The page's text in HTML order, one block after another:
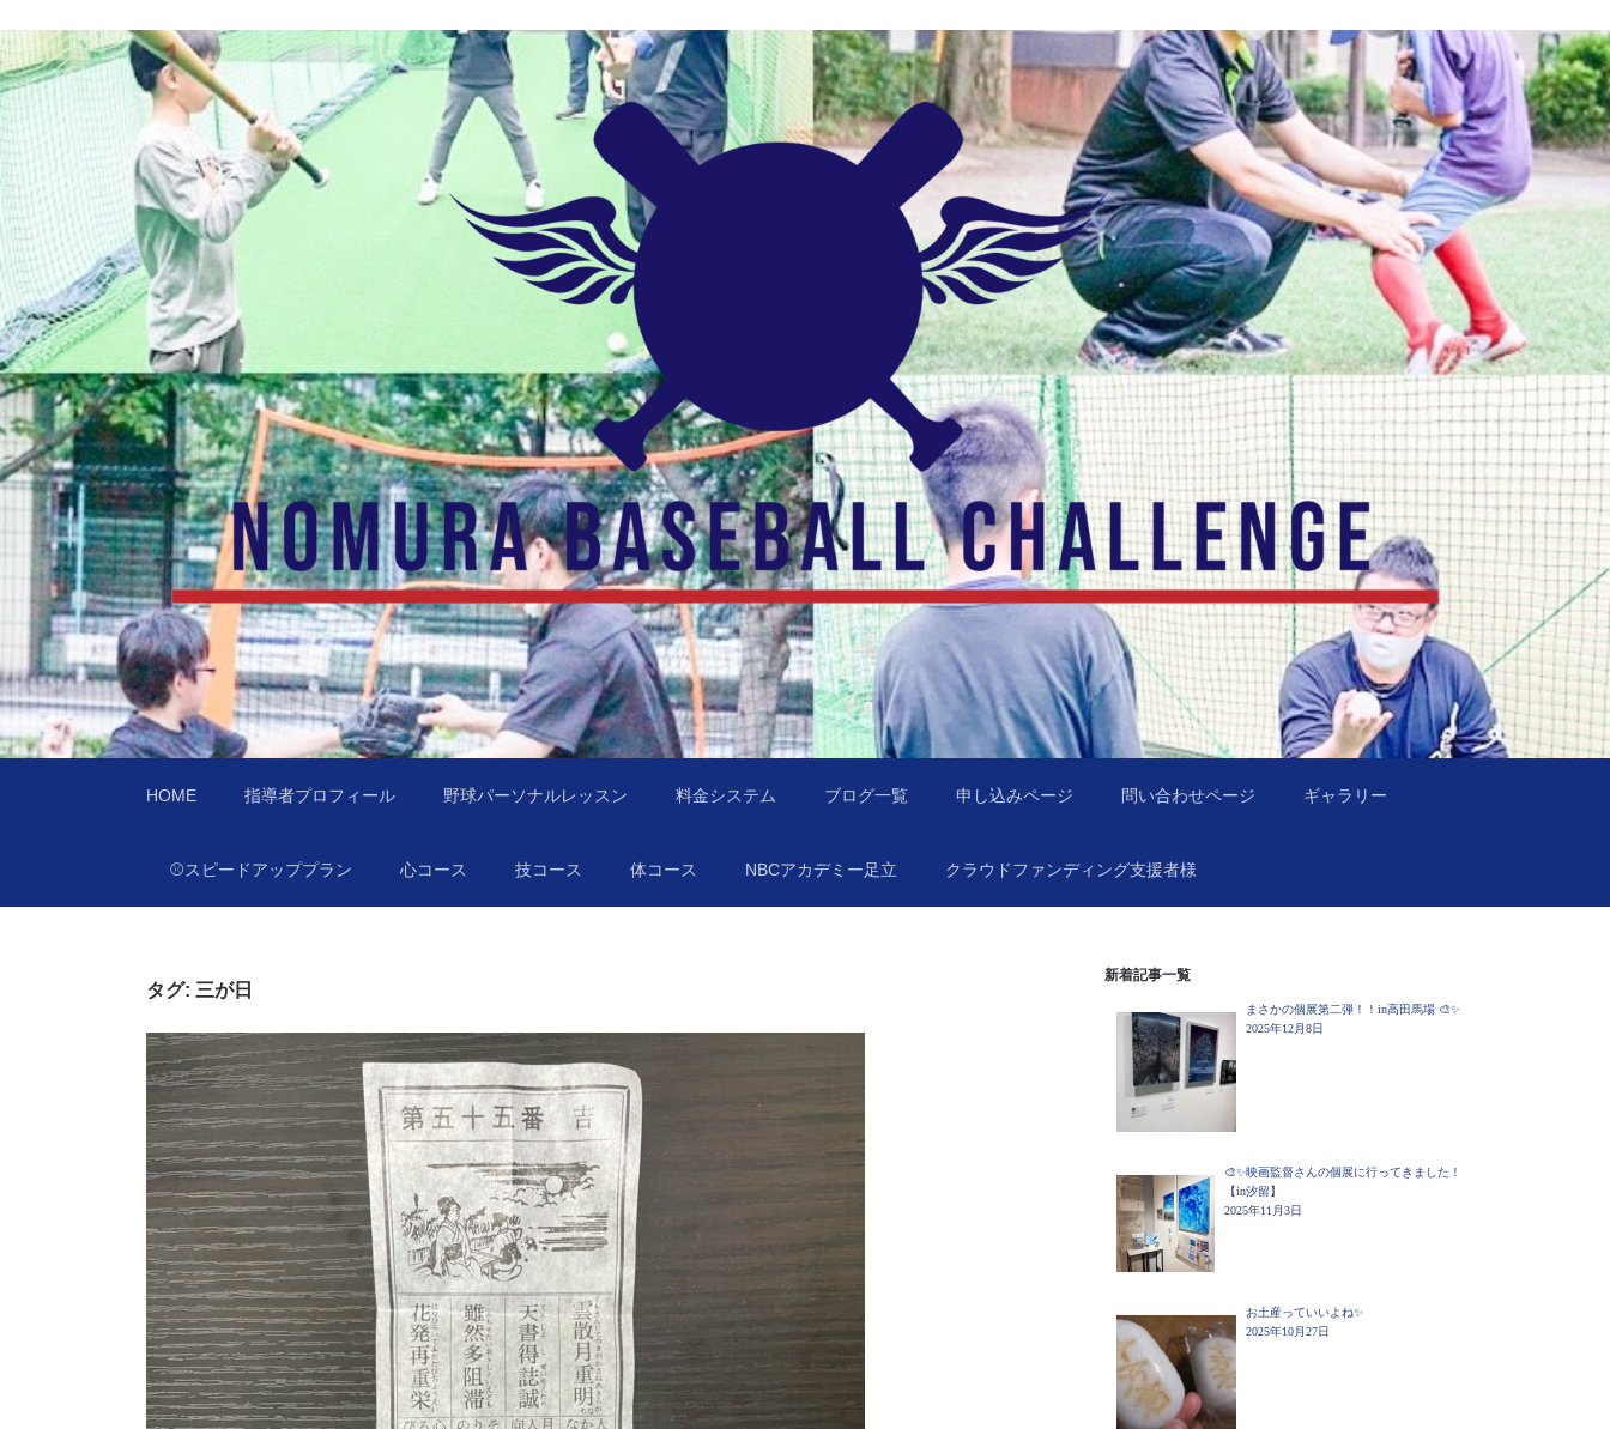
あなたの住んでる地域に行きます！
訪問型野球教室野村ベースボールチャレンジ（NBC）
HOME 指導者プロフィール 野球パーソナルレッスン 料金システム ブログ一覧 申し込みページ 問い合わせページ ギャラリー
⚾️スピードアッププラン 心コース 技コース 体コース NBCアカデミー足立 クラウドファンディング支援者様
タグ: 三が日
新着記事一覧
まさかの個展第二弾！！in高田馬場 🎨✨
2025年12月8日
🎨✨映画監督さんの個展に行ってきました！
【in汐留】
2025年11月3日
お土産っていいよね✨
2025年10月27日